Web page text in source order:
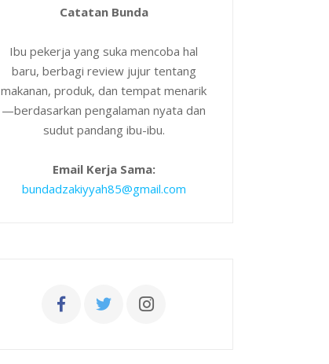
Catatan Bunda
Ibu pekerja yang suka mencoba hal
baru, berbagi review jujur tentang
makanan, produk, dan tempat menarik
—berdasarkan pengalaman nyata dan
sudut pandang ibu-ibu.
Email Kerja Sama:
bundadzakiyyah85@gmail.com